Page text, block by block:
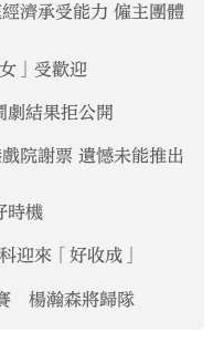
濟承受能力 僱主團體
」受歡迎
劇結果拒公開
院謝票 遺憾未能推出
時機
迎來「好收成」
楊瀚森將歸隊